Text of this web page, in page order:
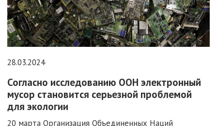
28.03.2024
Согласно исследованию ООН электронный
мусор становится серьезной проблемой
для экологии
20 марта Организация Объединенных Наций